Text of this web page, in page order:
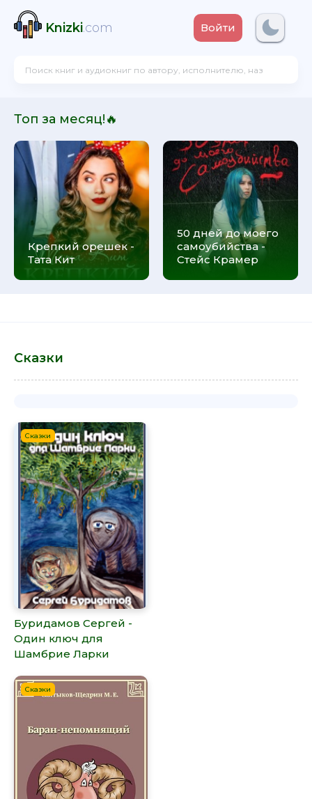
Knizki.com Войти
Топ за месяц!🔥
Крепкий орешек -
Тата Кит
50 дней до моего
самоубийства -
Стейс Крамер
Сказки
Сказки
Буридамов Сергей -
Один ключ для
Шамбрие Ларки
Сказки